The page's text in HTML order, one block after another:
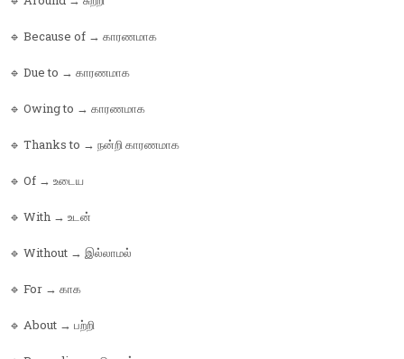
🔹 Because of → காரணமாக
🔹 Due to → காரணமாக
🔹 Owing to → காரணமாக
🔹 Thanks to → நன்றி காரணமாக
🔹 Of → உடைய
🔹 With → உடன்
🔹 Without → இல்லாமல்
🔹 For → காக
🔹 About → பற்றி